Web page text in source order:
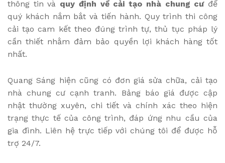
thông tin và quy định về cải tạo nhà chung cưđể
quý khách nắm bắt và tiến hành. Quy trình thi công
cải tạo cam kết theo đúng trình tự, thủ tục pháp lý
cần thiết nhằm đảm bảo quyền lợi khách hàng tốt
nhất.
Quang Sáng hiện cũng có đơn giá sửa chữa, cải tạo
nhà chung cư cạnh tranh. Bảng báo giá được cập
nhật thường xuyên, chi tiết và chính xác theo hiện
trạng thực tế của công trình, đáp ứng nhu cầu của
gia đình. Liên hệ trực tiếp với chúng tôi để được hỗ
trợ 24/7.